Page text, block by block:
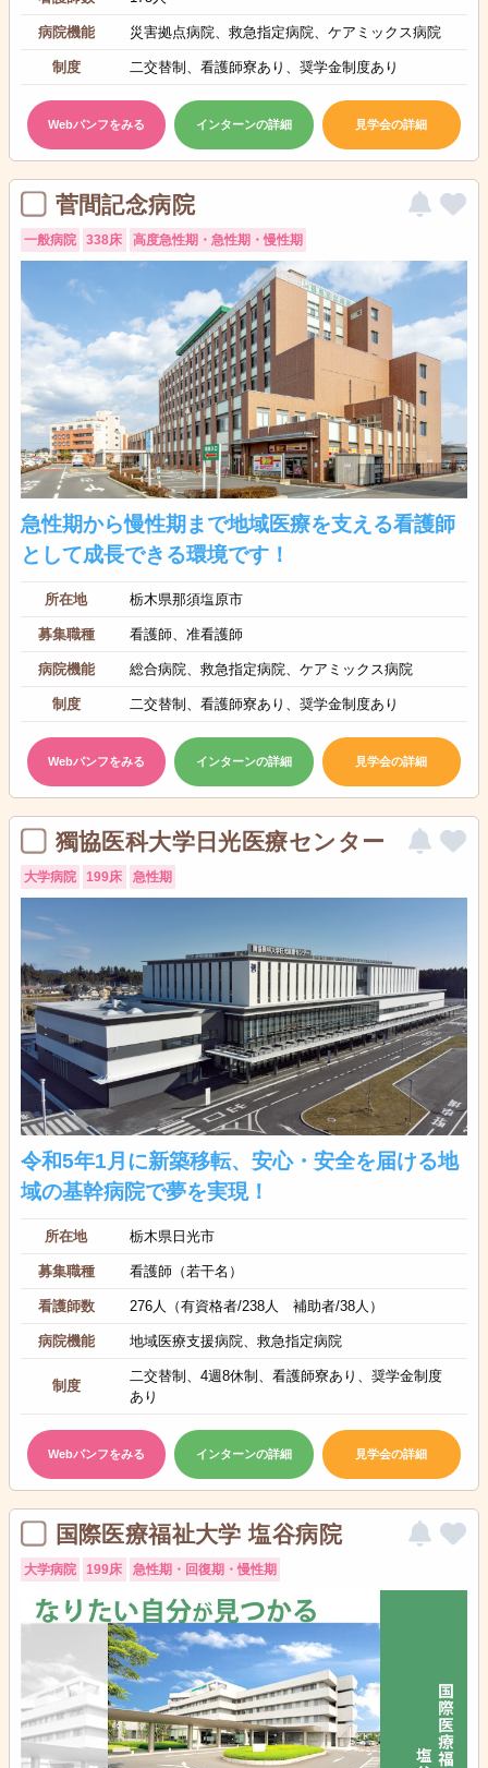
病院機能 災害拠点病院、救急指定病院、ケアミックス病院
制度 二交替制、看護師寮あり、奨学金制度あり
Webパンフをみる インターンの詳細 見学会の詳細
菅間記念病院
一般病院 338床 高度急性期・急性期・慢性期
急性期から慢性期まで地域医療を支える看護師
として成長できる環境です！
所在地 栃木県那須塩原市
募集職種 看護師、准看護師
病院機能 総合病院、救急指定病院、ケアミックス病院
制度 二交替制、看護師寮あり、奨学金制度あり
Webパンフをみる インターンの詳細 見学会の詳細
獨協医科大学日光医療センター
大学病院 199床 急性期
令和5年1月に新築移転、安心・安全を届ける地
域の基幹病院で夢を実現！
所在地 栃木県日光市
募集職種 看護師（若干名）
看護師数 276人（有資格者/238人 補助者/38人）
病院機能 地域医療支援病院、救急指定病院
制度
二交替制、4週8休制、看護師寮あり、奨学金制度
あり
Webパンフをみる インターンの詳細 見学会の詳細
国際医療福祉大学 塩谷病院
大学病院 199床 急性期・回復期・慢性期